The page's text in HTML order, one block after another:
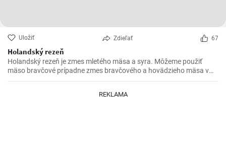
Uložiť Zdieľať 67
Holandský rezeň
Holandský rezeň je zmes mletého mäsa a syra. Môžeme použiť
mäso bravčové prípadne zmes bravčového a hovädzieho mäsa v
pomere 2 : 1.
REKLAMA